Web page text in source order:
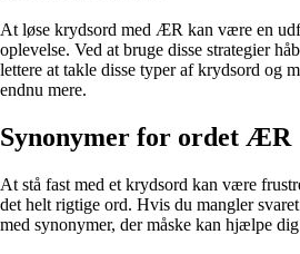
At løse krydsord med ÆR kan være en
oplevelse. Ved at bruge disse strategier
lettere at takle disse typer af krydsord og
endnu mere.
Synonymer for ordet ÆR
At stå fast med et krydsord kan være
det helt rigtige ord. Hvis du mangler
med synonymer, der måske kan hjælpe